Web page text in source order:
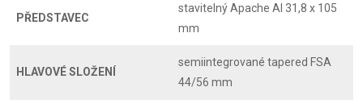
PŘEDSTAVEC
stavitelný Apache Al 31,8 x 105
mm
HLAVOVÉ SLOŽENÍ
semiintegrované tapered FSA
44/56 mm